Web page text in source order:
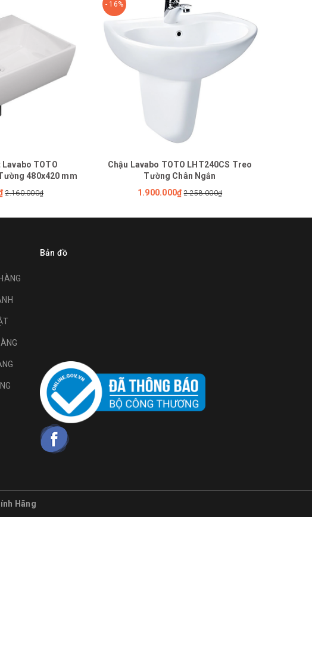
Lavabo TOTO
480x420 mm
2.160.000₫
- 16%
Chậu Lavabo TOTO LHT240CS Treo
Tường Chân Ngắn
1.900.000₫ 2.258.000₫
Bản đồ
Hãng